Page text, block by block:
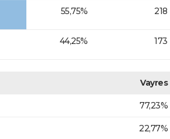
55,75% 218
44,25% 173
Vayres
77,23%
22,77%